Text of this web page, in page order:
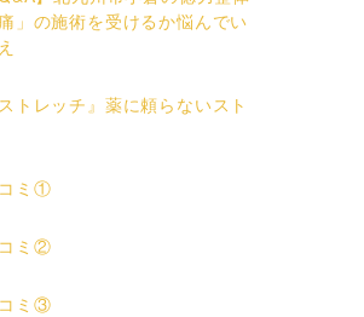
」の施術を受けるか悩んでい
トレッチ』薬に頼らないスト
ミ①
ミ②
ミ③